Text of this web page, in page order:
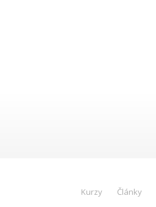
Kurzy Články